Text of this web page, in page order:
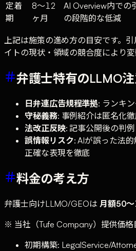
定着
期
8〜12
ヶ月
AI Overview内での
の段階的な低減
上記は施策の進め方の目安です。
イトの現状・領域の競合度により変
弁護士特有のLLMO
日弁連広告規程準拠: ランキ
守秘義務: 事例紹介は匿名化
法改正反映: 記事公開後の判
誤情報リスク: AIが誤った法
正確な表現を徹底
料金の考え方
弁護士向けLLMO/GEOは 月額50
※ 当社（Tufe Company）提供価
初期構築: LegalService/